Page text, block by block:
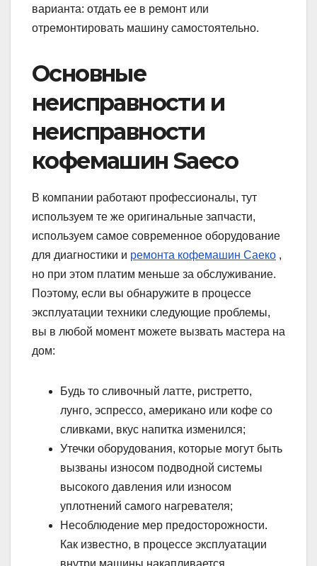
варианта: отдать ее в ремонт или
отремонтировать машину самостоятельно.
Основные
неисправности и
неисправности
кофемашин Saeco
В компании работают профессионалы, тут
используем те же оригинальные запчасти,
используем самое современное оборудование
для диагностики и ремонта кофемашин Саеко ,
но при этом платим меньше за обслуживание.
Поэтому, если вы обнаружите в процессе
эксплуатации техники следующие проблемы,
вы в любой момент можете вызвать мастера на
дом:
Будь то сливочный латте, ристретто,
лунго, эспрессо, американо или кофе со
сливками, вкус напитка изменился;
Утечки оборудования, которые могут быть
вызваны износом подводной системы
высокого давления или износом
уплотнений самого нагревателя;
Несоблюдение мер предосторожности.
Как известно, в процессе эксплуатации
внутри машины накапливается